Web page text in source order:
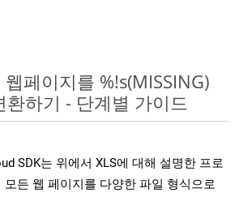
웹페이지를 %!s(MISSING)
환하기 - 단계별 가이드
SDK는 위에서 XLS에 대해 설명한 프로
모든 웹 페이지를 다양한 파일 형식으로